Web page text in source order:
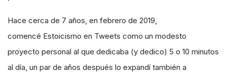
Hace cerca de 7 años, en febrero de 2019,
comencé Estoicismo en Tweets como un modesto
proyecto personal al que dedicaba (y dedico) 5 o 10 minutos
al día, un par de años después lo expandí también a